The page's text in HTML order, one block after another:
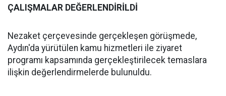
ÇALIŞMALAR DEĞERLENDİRİLDİ
Nezaket çerçevesinde gerçekleşen görüşmede,
Aydın'da yürütülen kamu hizmetleri ile ziyaret
programı kapsamında gerçekleştirilecek temaslara
ilişkin değerlendirmelerde bulunuldu.